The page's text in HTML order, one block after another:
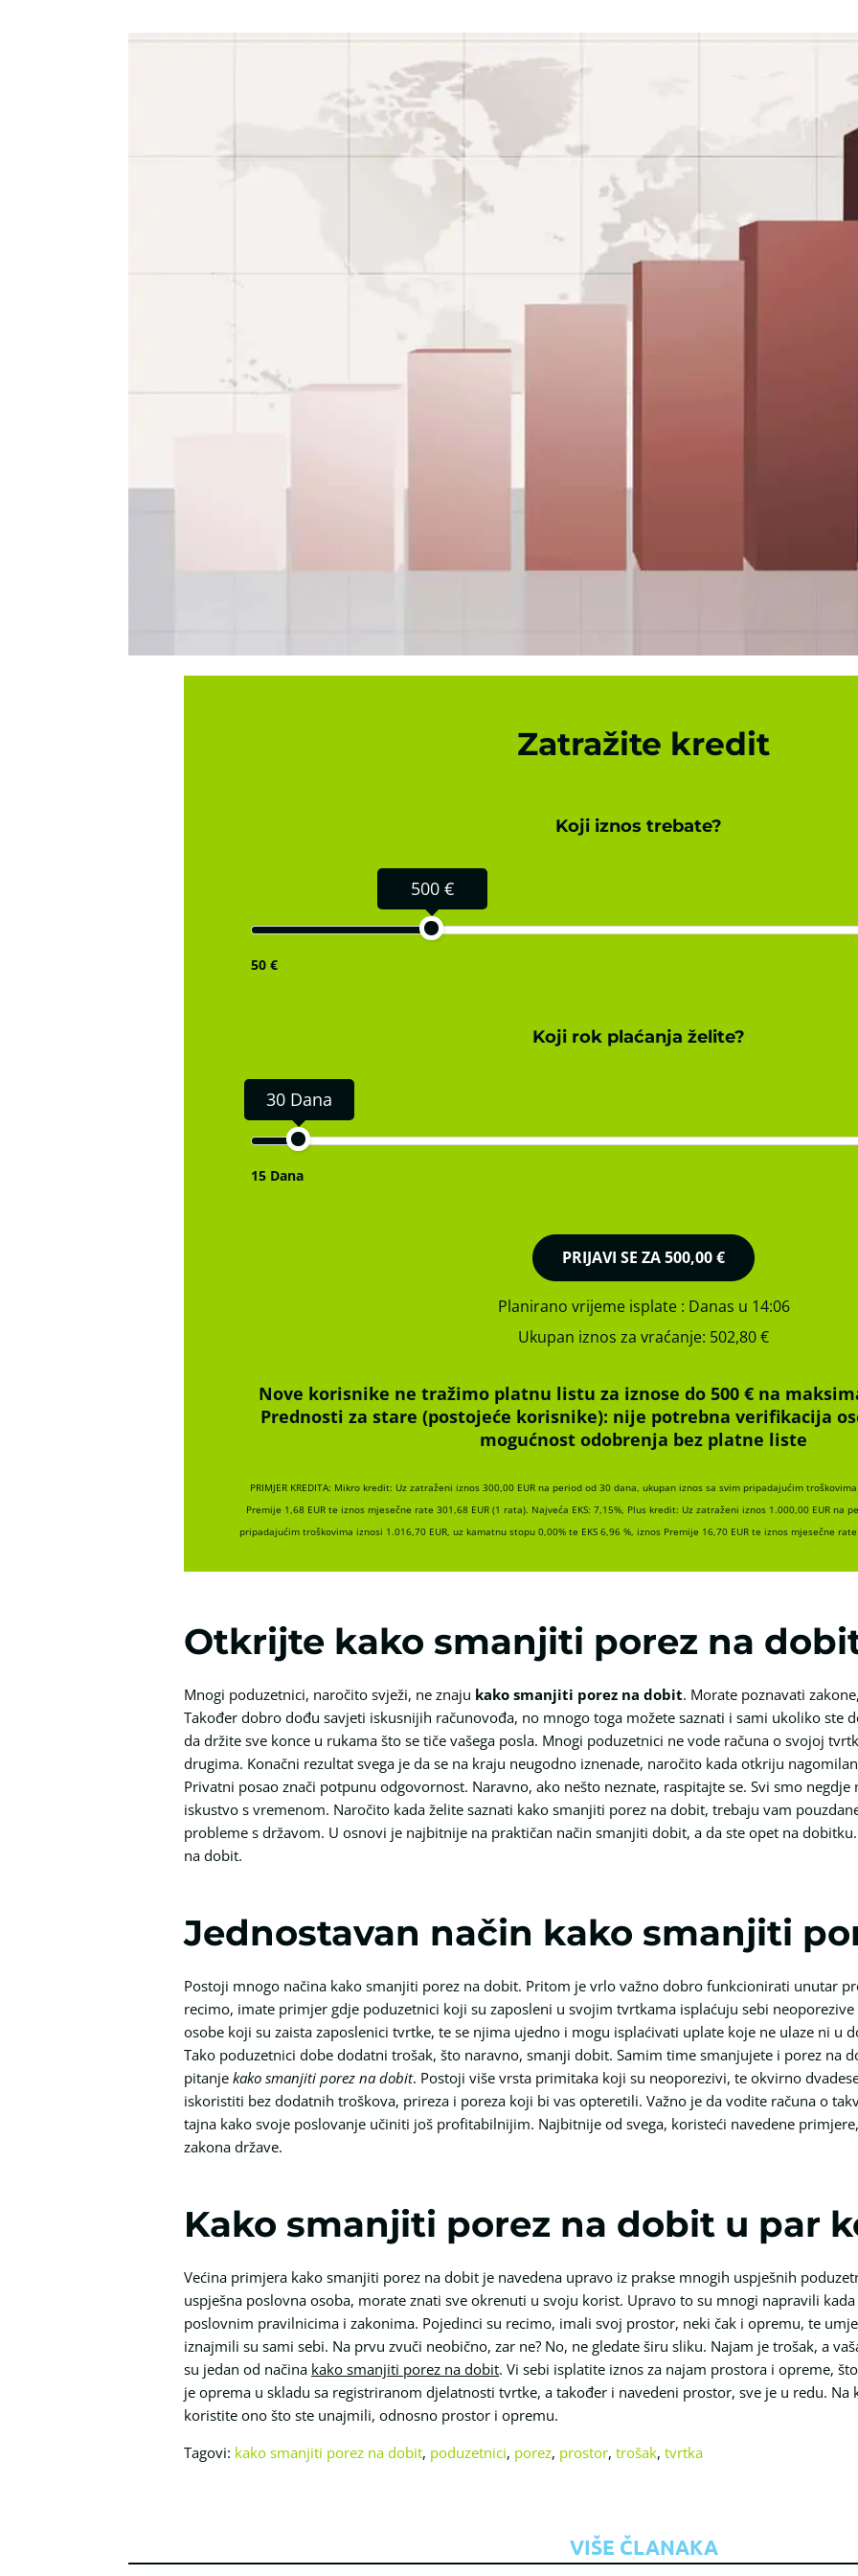
Zatražite kredit
Koji iznos trebate?
500 €
50 €
Koji rok plaćanja želite?
30 Dana
15 Dana
PRIJAVI SE ZA500,00 €
Planirano vrijeme isplate : Danas u 14:06
Ukupan iznos za vraćanje: 502,80 €
Nove korisnike ne tražimo platnu listu za iznose do 500 € na
Prednosti za stare (postojeće korisnike): nije potrebna verifikacija
mogućnost odobrenja bez platne liste
PRIMJER KREDITA: Mikro kredit: Uz zatraženi iznos 300,00 EUR na period od 30 dana, ukupan iznos sa svim pripadajućim
Premije 1,68 EUR te iznos mjesečne rate 301,68 EUR (1 rata). Najveća EKS: 7,15%, Plus kredit: Uz zatraženi iznos 1.000,00 EUR na
pripadajućim troškovima iznosi 1.016,70 EUR, uz kamatnu stopu 0,00% te EKS 6,96 %, iznos Premije 16,70 EUR te iznos mjesečne
Otkrijte kako smanjiti porez na
Mnogi poduzetnici, naročito svježi, ne znaju kako smanjiti porez na dobit. Morate poznavati
Također dobro dođu savjeti iskusnijih računovođa, no mnogo toga možete saznati i sami ukoliko ste
da držite sve konce u rukama što se tiče vašega posla. Mnogi poduzetnici ne vode računa o svojoj
drugima. Konačni rezultat svega je da se na kraju neugodno iznenade, naročito kada otkriju
Privatni posao znači potpunu odgovornost. Naravno, ako nešto neznate, raspitajte se. Svi smo
iskustvo s vremenom. Naročito kada želite saznati kako smanjiti porez na dobit, trebaju vam
probleme s državom. U osnovi je najbitnije na praktičan način smanjiti dobit, a da ste opet na
na dobit.
Jednostavan način kako smanjiti
Postoji mnogo načina kako smanjiti porez na dobit. Pritom je vrlo važno dobro funkcionirati unutar
recimo, imate primjer gdje poduzetnici koji su zaposleni u svojim tvrtkama isplaćuju sebi
osobe koji su zaista zaposlenici tvrtke, te se njima ujedno i mogu isplaćivati uplate koje ne ulaze ni u
Tako poduzetnici dobe dodatni trošak, što naravno, smanji dobit. Samim time smanjujete i porez na
pitanje kako smanjiti porez na dobit. Postoji više vrsta primitaka koji su neoporezivi, te okvirno
iskoristiti bez dodatnih troškova, prireza i poreza koji bi vas opteretili. Važno je da vodite računa o
tajna kako svoje poslovanje učiniti još profitabilnijim. Najbitnije od svega, koristeći navedene
zakona države.
Kako smanjiti porez na dobit u par
Većina primjera kako smanjiti porez na dobit je navedena upravo iz prakse mnogih uspješnih
uspješna poslovna osoba, morate znati sve okrenuti u svoju korist. Upravo to su mnogi napravili
poslovnim pravilnicima i zakonima. Pojedinci su recimo, imali svoj prostor, neki čak i opremu, te
iznajmili su sami sebi. Na prvu zvuči neobično, zar ne? No, ne gledate širu sliku. Najam je trošak, a
su jedan od načina kako smanjiti porez na dobit. Vi sebi isplatite iznos za najam prostora i opreme,
je oprema u skladu sa registriranom djelatnosti tvrtke, a također i navedeni prostor, sve je u redu.
koristite ono što ste unajmili, odnosno prostor i opremu.
Tagovi: kako smanjiti porez na dobit, poduzetnici, porez, prostor, trošak, tvrtka
VIŠE ČLANAKA